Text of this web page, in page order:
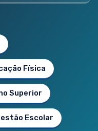
Física
Superior
Escolar